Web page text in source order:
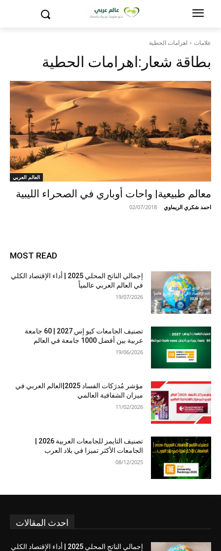
علامات اهرامات الحطية
بطاقة شعار:اهرامات الحطية
العالم العربي
معالم طبيعية| واحات أوباري في الصحراء الليبية
احمد شكري الريماوي -
02/07/2018
MOST READ
إجمالي الناتج المحلي 2025 | أداء الإقتصاد الكلي
في العالم العربي عالمياً
19/07/2026
تصنيف الجامعات كيو إس 2027 | 60 جامعة
عربية بين أفضل 1000 جامعة في العالم
19/06/2026
مؤشر مُدرَكات الفساد 2025|العالم العربي في
ميزان الشفافية العالمي
11/02/2026
الجامعات الأكثر تميزا في بلاد العرب
08/12/2025
احدث المقالات
إجمالي الناتج المحلي 2025 | أداء الإقتصاد الكلي